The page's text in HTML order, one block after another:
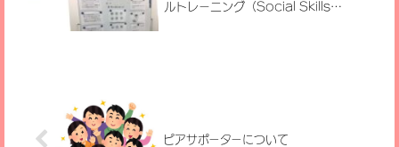
ルトレーニング（Social Skills
ピアサポーターについて